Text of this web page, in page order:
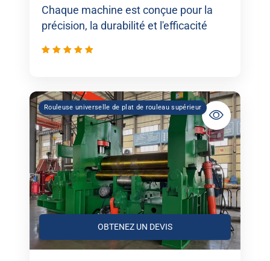
Chaque machine est conçue pour la
précision, la durabilité et l'efficacité
Rouleuse universelle de plat de rouleau supérieur
OBTENEZ UN DEVIS